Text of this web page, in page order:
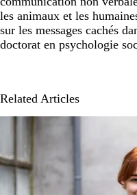
les animaux et les
sur les messages cachés
doctorat en psychologie
Related Articles